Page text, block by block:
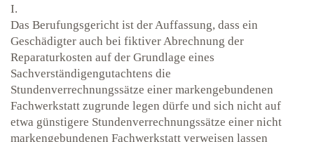
I.
Das Berufungsgericht ist der Auffassung, dass ein
Geschädigter auch bei fiktiver Abrechnung der
Reparaturkosten auf der Grundlage eines
Sachverständigengutachtens die
Stundenverrechnungssätze einer markengebundenen
Fachwerkstatt zugrunde legen dürfe und sich nicht auf
etwa günstigere Stundenverrechnungssätze einer nicht
markengebundenen Fachwerkstatt verweisen lassen